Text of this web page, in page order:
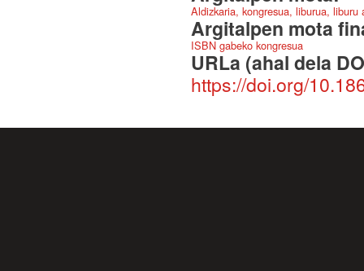
Aldizkaria, kongresua, liburua,
Argitalpen mota
ISBN gabeko kongresua
URLa (ahal dela
https://doi.org/